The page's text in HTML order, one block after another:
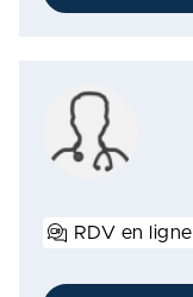
RDV en ligne